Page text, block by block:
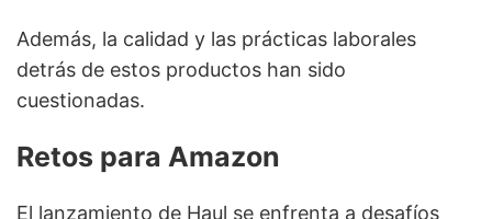
Además, la calidad y las prácticas laborales
detrás de estos productos han sido
cuestionadas.
Retos para Amazon
El lanzamiento de Haul se enfrenta a desafíos